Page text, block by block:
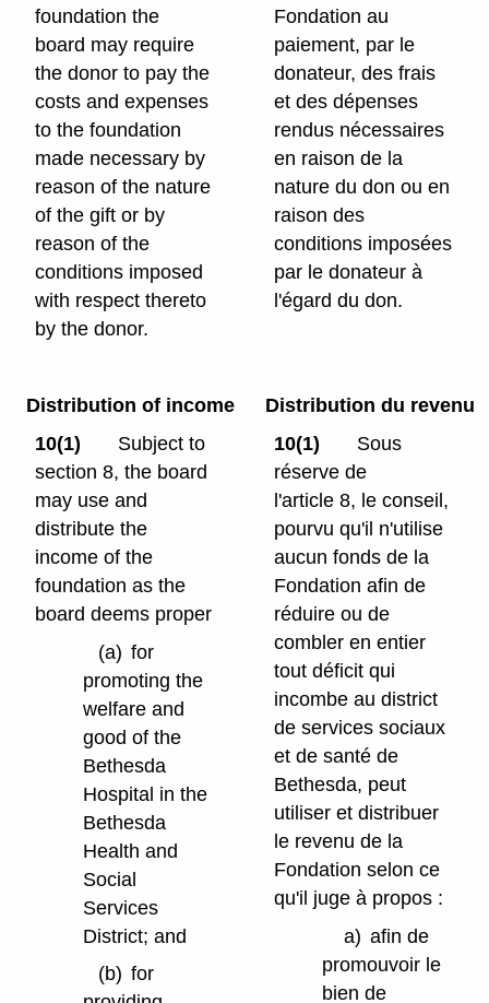
foundation the
board may require
the donor to pay the
costs and expenses
to the foundation
made necessary by
reason of the nature
of the gift or by
reason of the
conditions imposed
with respect thereto
by the donor.
Fondation au
paiement, par le
donateur, des frais
et des dépenses
rendus nécessaires
en raison de la
nature du don ou en
raison des
conditions imposées
par le donateur à
l'égard du don.
Distribution of income
10(1)
Subject to
section 8, the board
may use and
distribute the
income of the
foundation as the
board deems proper
(a) for
promoting the
welfare and
good of the
Bethesda
Hospital in the
Bethesda
Health and
Social
Services
District; and
(b) for
Distribution du revenu
10(1)
Sous
réserve de
l'article 8, le conseil,
pourvu qu'il n'utilise
aucun fonds de la
Fondation afin de
réduire ou de
combler en entier
tout déficit qui
incombe au district
de services sociaux
et de santé de
Bethesda, peut
utiliser et distribuer
le revenu de la
Fondation selon ce
qu'il juge à propos :
a) afin de
promouvoir le
bien de